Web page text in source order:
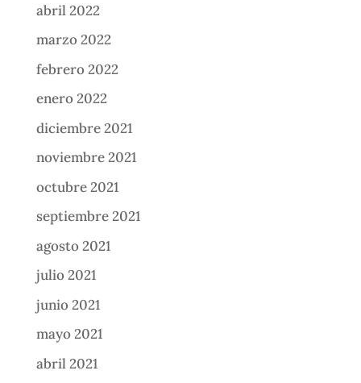
abril 2022
marzo 2022
febrero 2022
enero 2022
diciembre 2021
noviembre 2021
octubre 2021
septiembre 2021
agosto 2021
julio 2021
junio 2021
mayo 2021
abril 2021